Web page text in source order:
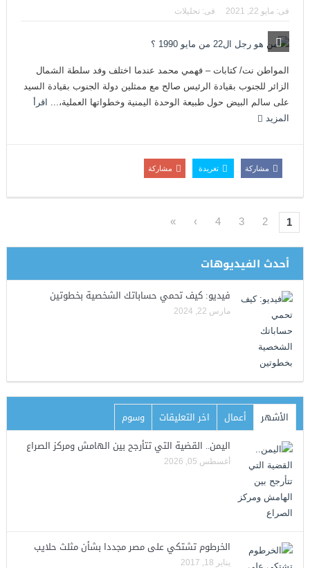
فى: مايو 22, 2021 فى: تحليلات
المواطن نت/ كتابات – فهمي محمد عندما اختلف وفد سلطة الشمال
الزائر للجنوب بقيادة الرئيس صالح مع ممثلين دولة الجنوب بقيادة السيد
على سالم البيض حول طبيعة الوحدة اليمنية وخطواتها العملية،...
اقرأ
المزيد
مشاركة تغريدة مشاركة
1
2
3
4
›
»
أحدث الفيديوهات
فيديو: كيف تحمي حساباتك الشخصية بخطوتين
مارس 22, 2024
الأشهر أعمال اخر التعليقات
وسوم
اليمن.. القضية التي تتأرجح بين الهامش ومركز الصراع
أغسطس 05, 2026
الخرطوم تشتكي على مصر مجددا بشأن مثلث حلايب
يناير 18, 2017